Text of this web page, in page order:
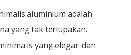
aluminium adalah
yang tak terlupakan.
yang elegan dan